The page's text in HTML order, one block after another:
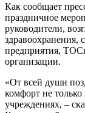
Как сообщает
праздничное
руководители,
предприятия,
организации.
«От всей души
комфорт не
учреждениях, –